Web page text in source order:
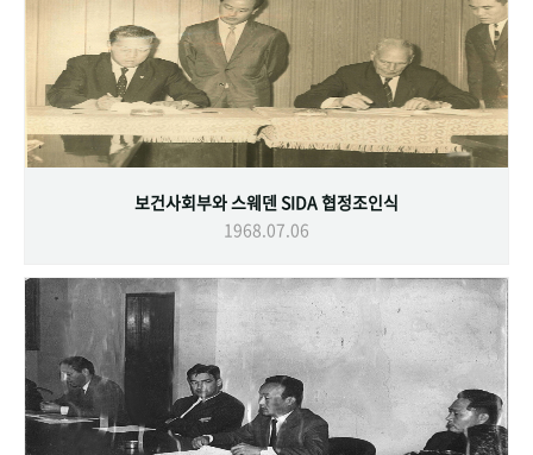
보건사회부와 스웨덴 SIDA 협정조인식
1968.07.06